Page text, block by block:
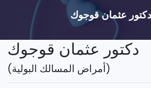
دكتور عثمان قوجوك
دكتور عثمان قوجوك
(أمراض المسالك البولية)